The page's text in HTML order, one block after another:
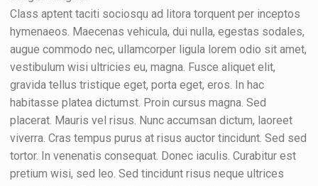
Class aptent taciti sociosqu ad litora torquent per inceptos
hymenaeos. Maecenas vehicula, dui nulla, egestas sodales,
augue commodo nec, ullamcorper ligula lorem odio sit amet,
vestibulum wisi ultricies eu, magna. Fusce aliquet elit,
gravida tellus tristique eget, porta eget, eros. In hac
habitasse platea dictumst. Proin cursus magna. Sed
placerat. Mauris vel risus. Nunc accumsan dictum, laoreet
viverra. Cras tempus purus at risus auctor tincidunt. Sed sed
tortor. In venenatis consequat. Donec iaculis. Curabitur est
pretium wisi, sed leo. Sed tincidunt risus neque ultrices